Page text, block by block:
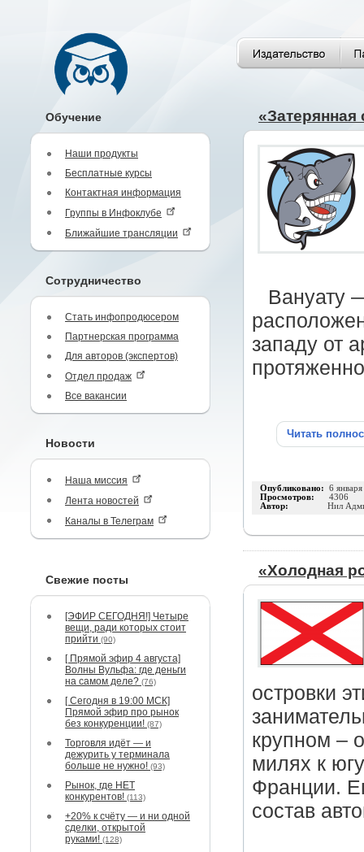
Обучение
Наши продукты
Бесплатные курсы
Контактная информация
Группы в Инфоклубе
Ближайшие трансляции
Сотрудничество
Стать инфопродюсером
Партнерская программа
Для авторов (экспертов)
Отдел продаж
Все вакансии
Новости
Наша миссия
Лента новостей
Каналы в Телеграм
Свежие посты
[ЭФИР СЕГОДНЯ!] Четыре
вещи, ради которых стоит
прийти (90)
[ Прямой эфир 4 августа]
Волны Вульфа: где деньги
на самом деле? (76)
[ Сегодня в 19:00 МСК]
Прямой эфир про рынок
без конкуренции! (87)
Торговля идёт — и
дежурить у терминала
больше не нужно! (93)
Рынок, где НЕТ
конкурентов! (113)
+20% к счёту — и ни одной
сделки, открытой
руками! (128)
Вануату
западу от
Читать
Опубликовано: 6
Просмотров: 4306
Автор: Нил
«Холодная
островки
крупном –
милях к
Франции.
состав